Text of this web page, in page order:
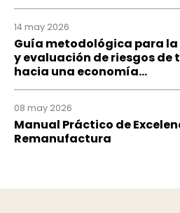
14 may 2026
Guía metodológica para
y evaluación de riesgos de
hacia una economía...
08 may 2026
Manual Práctico de
Remanufactura